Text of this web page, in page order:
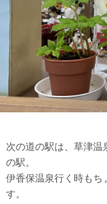
次の道の駅は、草津温
の駅。
伊香保温泉行く時もち
す。